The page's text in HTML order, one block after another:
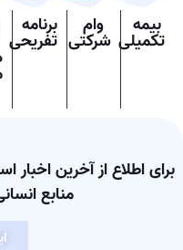
بیمه
تکمیلی
وام
شرکتی
برنامه
تفریحی
اطلاع از آخرین اخبار
منابع